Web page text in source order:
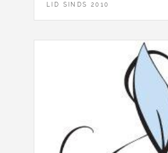
LID SINDS 2010